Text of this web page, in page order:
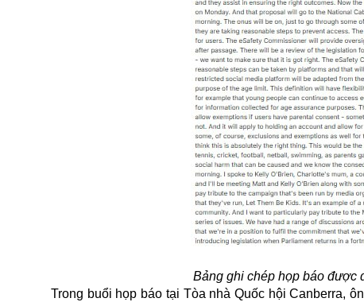
Bảng ghi chép họp báo được
Trong buổi họp báo tại Tòa nhà Quốc hội Canberra,